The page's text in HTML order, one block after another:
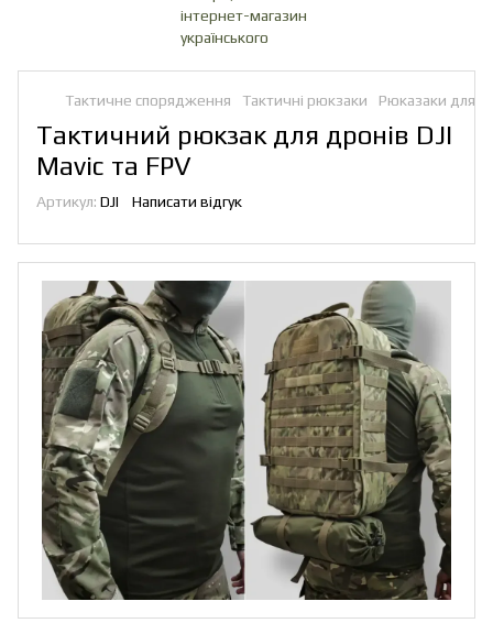
Тактичне спорядження Тактичні рюкзаки Рюказаки для
Тактичний рюкзак для дронів DJI
Mavic та FPV
Артикул: DJI Написати відгук